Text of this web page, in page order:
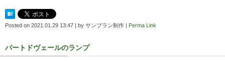
Posted on 2021.01.29 13:47 | by サンプラン制作 | Perma Link
パートドヴェールのランプ